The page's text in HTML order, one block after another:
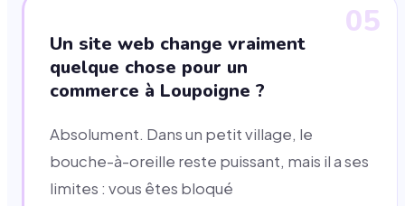
05
Un site web change vraiment
quelque chose pour un
commerce à Loupoigne ?
Absolument. Dans un petit village, le
bouche-à-oreille reste puissant, mais il a ses
limites : vous êtes bloqué